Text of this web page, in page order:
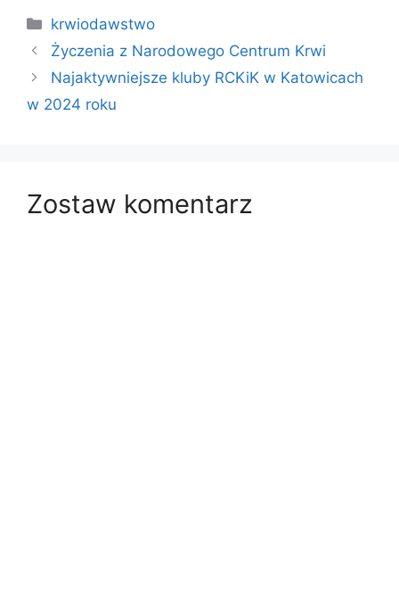
Kategorie
krwiodawstwo
Życzenia z Narodowego Centrum Krwi
Najaktywniejsze kluby RCKiK w Katowicach
w 2024 roku
Zostaw komentarz